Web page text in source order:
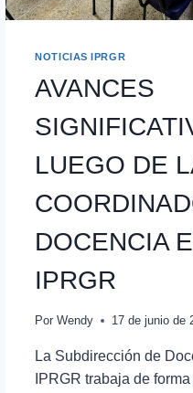
NOTICIAS IPRGR
AVANCES
LUEGO DE
DOCENCIA
IPRGR
Por Wendy 17 de junio de
La Subdirección de
IPRGR trabaja de